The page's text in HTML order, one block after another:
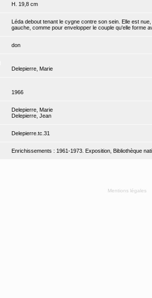
H. 19,8 cm
Léda debout tenant le cygne contre son sein. Elle est
gauche, comme pour envelopper le couple qu'elle forme
don
Delepierre, Marie
1966
Delepierre, Marie
Delepierre, Jean
Delepierre.tc.31
Enrichissements : 1961-1973. Exposition, Bibliothèque
Mentions légales